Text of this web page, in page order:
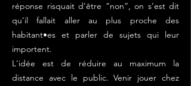
réponse risquait d’être “non”, on s’est dit
qu’il fallait aller au plus proche des
habitant•es et parler de sujets qui leur
importent.
L'idée est de réduire au maximum la
distance avec le public. Venir jouer chez